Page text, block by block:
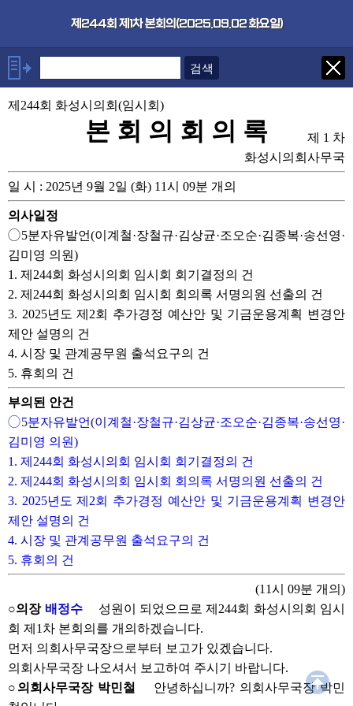
제244회 제1차 본회의(2025.09.02 화요일)
×
안건
◯5분자유발언(이계철·장철규·
김상균·조오순·김종복·송선영·
2. 제244회 화성시의회 임시회
회의록 서명의원 선출의 건
3. 2025년도 제2회 추가경정
예산안 및 기금운용계획 변경안
제안 설명의 건
4. 시장 및 관계공무원 출석요구
의 건
5. 휴회의 건
제244회 화성시의회(임시회)
본 회 의 회 의 록
제 1 차
화성시의회사무국
일 시 : 2025년 9월 2일 (화) 11시 09분 개의
의사일정
◯5분자유발언(이계철·장철규·김상균·조오순·김종복·송선영·
김미영 의원)
1. 제244회 화성시의회 임시회 회기결정의 건
2. 제244회 화성시의회 임시회 회의록 서명의원 선출의 건
3. 2025년도 제2회 추가경정 예산안 및 기금운용계획 변경안
제안 설명의 건
4. 시장 및 관계공무원 출석요구의 건
5. 휴회의 건
부의된 안건
◯5분자유발언(이계철·장철규·김상균·조오순·김종복·송선영·
김미영 의원)
1. 제244회 화성시의회 임시회 회기결정의 건
2. 제244회 화성시의회 임시회 회의록 서명의원 선출의 건
3. 2025년도 제2회 추가경정 예산안 및 기금운용계획 변경안
제안 설명의 건
4. 시장 및 관계공무원 출석요구의 건
5. 휴회의 건
(11시 09분 개의)
○의장 배정수
성원이 되었으므로 제244회 화성시의회 임시
회 제1차 본회의를 개의하겠습니다.
먼저 의회사무국장으로부터 보고가 있겠습니다.
의회사무국장 나오셔서 보고하여 주시기 바랍니다.
○의회사무국장 박민철
안녕하십니까? 의회사무국장 박민